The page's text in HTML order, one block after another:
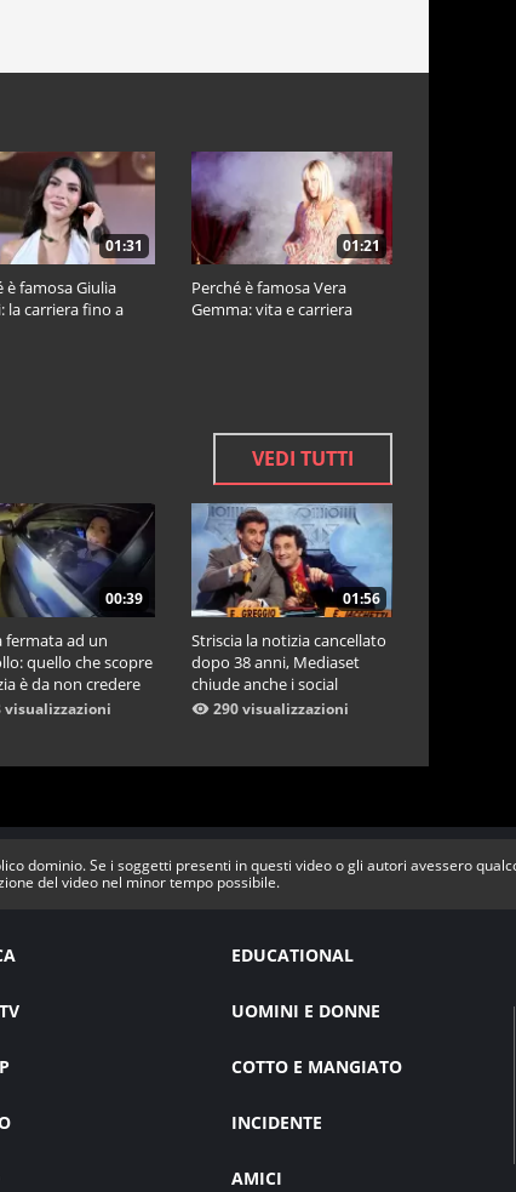
01:31
è famosa Giulia
la carriera fino a
01:21
Perché è famosa Vera
Gemma: vita e carriera
VEDI TUTTI
00:39
fermata ad un
quello che scopre
è da non credere
visualizzazioni
01:56
Striscia la notizia cancellato
dopo 38 anni, Mediaset
chiude anche i social
290 visualizzazioni
dominio. Se i soggetti presenti in questi video o gli autori avessero
del video nel minor tempo possibile.
EDUCATIONAL
UOMINI E DONNE
COTTO E MANGIATO
INCIDENTE
AMICI